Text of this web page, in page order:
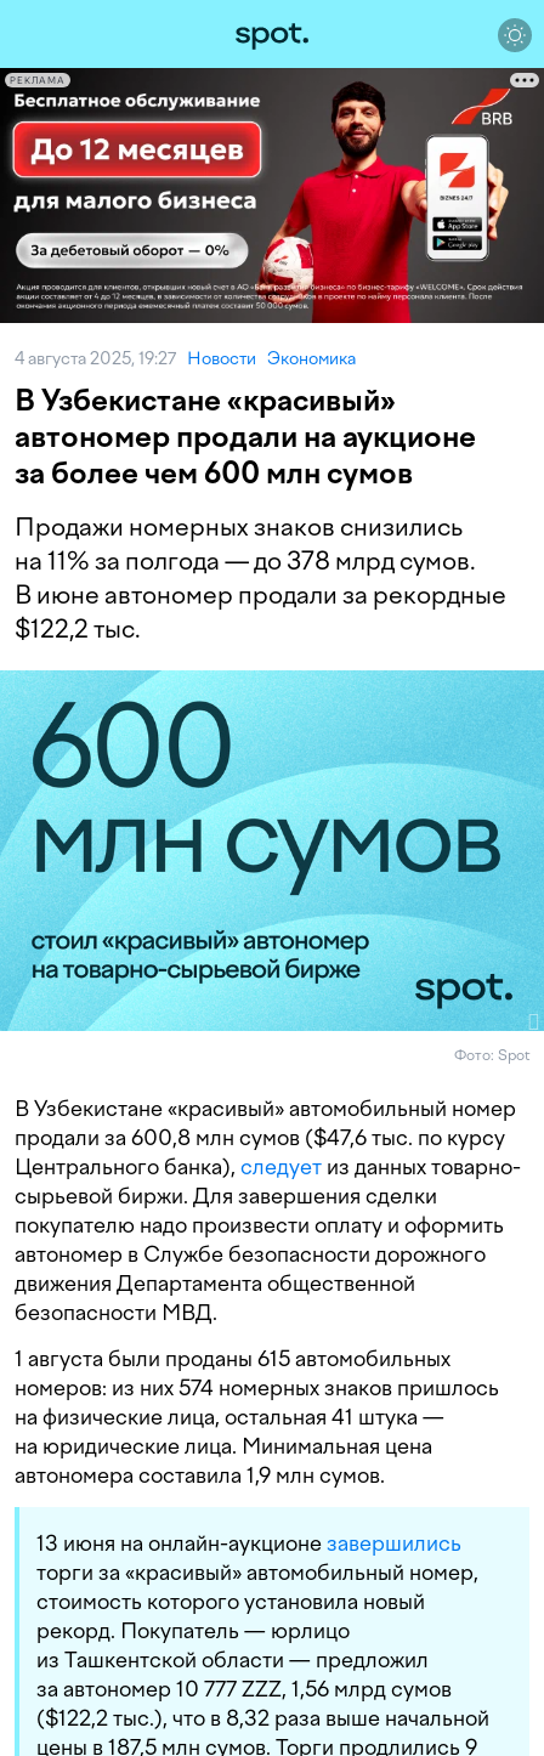
РЕКЛАМА
4 августа 2025, 19:27 Новости Экономика
В Узбекистане «красивый»
автономер продали на аукционе
за более чем 600 млн сумов
Продажи номерных знаков снизились
на 11% за полгода — до 378 млрд сумов.
В июне автономер продали за рекордные
$122,2 тыс.
Фото: Spot
В Узбекистане «красивый» автомобильный номер
продали за 600,8 млн сумов ($47,6 тыс. по курсу
Центрального банка), следует из данных товарно-
сырьевой биржи. Для завершения сделки
покупателю надо произвести оплату и оформить
автономер в Службе безопасности дорожного
движения Департамента общественной
безопасности МВД.
1 августа были проданы 615 автомобильных
номеров: из них 574 номерных знаков пришлось
на физические лица, остальная 41 штука —
на юридические лица. Минимальная цена
автономера составила 1,9 млн сумов.
13 июня на онлайн-аукционезавершились
торги за «красивый» автомобильный номер,
стоимость которого установила новый
рекорд. Покупатель — юрлицо
из Ташкентской области — предложил
за автономер 10 777 ZZZ, 1,56 млрд сумов
($122,2 тыс.), что в 8,32 раза выше начальной
цены в 187,5 млн сумов. Торги продлились 9